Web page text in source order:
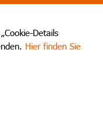
Details
Hier finden Sie